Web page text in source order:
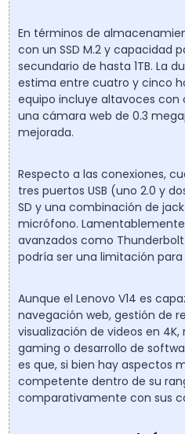
En términos de
con un SSD M.2 y capacidad
secundario de hasta 1TB. La
estima entre cuatro y cinco
equipo incluye altavoces
una cámara web de 0.3
mejorada.
Respecto a las conexiones,
tres puertos USB (uno 2.0 y
SD y una combinación de
micrófono.
avanzados como Thunderbolt
podría ser una limitación
Aunque el Lenovo V14 es
navegación web, gestión de
visualización de videos en
gaming o desarrollo de
es que, si bien hay aspectos
competente dentro de su
comparativamente con sus